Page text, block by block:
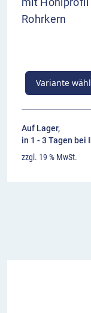
Rohrkern
Variante
Auf Lager,
in 1 - 3 Tagen bei
zzgl. 19 % MwSt.